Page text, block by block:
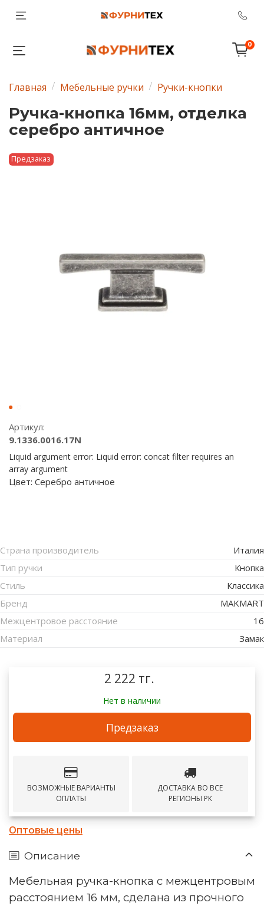
0
Главная Мебельные ручки Ручки-кнопки
Ручка-кнопка 16мм, отделка
серебро античное
Предзаказ
Артикул:
9.1336.0016.17N
Liquid argument error: Liquid error: concat filter requires an
array argument
Цвет: Серебро античное
Страна производитель
Италия
Тип ручки
Кнопка
Стиль
Классика
Бренд
MAKMART
Межцентровое расстояние
16
Материал
Замак
2 222 тг.
Нет в наличии
Предзаказ
ВОЗМОЖНЫЕ ВАРИАНТЫ
ОПЛАТЫ
ДОСТАВКА ВО ВСЕ
РЕГИОНЫ РК
Оптовые цены
Описание
Мебельная ручка-кнопка с межцентровым
расстоянием 16 мм, сделана из прочного